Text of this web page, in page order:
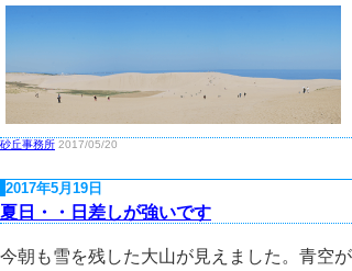
砂丘事務所 2017/05/20
2017年5月19日
夏日・・日差しが強いです
今朝も雪を残した大山が見えました。青空が